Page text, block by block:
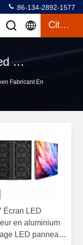
86-134-2892-1577
Citation
Mots-clés [ billboard led screen ] correspondance 69 produits
Fabricant En
Écran LED
en aluminium
LED panneau